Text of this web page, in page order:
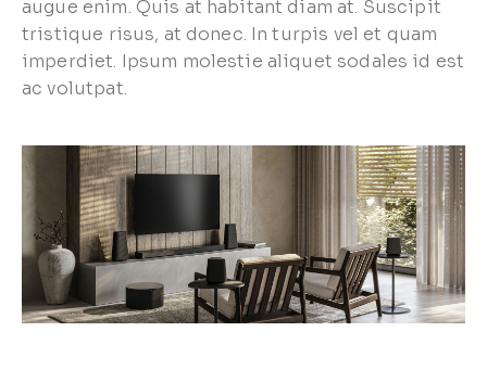
augue enim. Quis at habitant diam at. Suscipit
tristique risus, at donec. In turpis vel et quam
imperdiet. Ipsum molestie aliquet sodales id est
ac volutpat.